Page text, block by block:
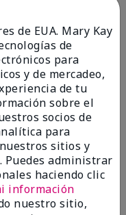
to my progam
de EUA. Mary Kay
de
para
y de mercadeo,
de tu
sobre el
socios de
para
sitios y
Puedes administrar
haciendo clic
información
nuestro sitio,